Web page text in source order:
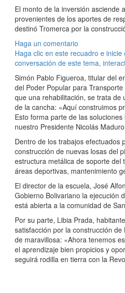
El monto de la inversión asciende
provenientes de los aportes de
destinó Tromerca por la
Haga un comentario
Haga clic en este recuadro e
conversación de este tema,
Simón Pablo Figueroa, titular del
del Poder Popular para
que una rehabilitación, se trata de
de la cancha: «Aquí construimos
Esto forma parte de las
nuestro Presidente Nicolás
Dentro de los trabajos efectuados
construcción de nuevas losas del
estructura metálica de soporte
áreas deportivas, mantenimiento
El director de la escuela, José
Gobierno Bolivariano la ejecución
está abierta a la comunidad de
Por su parte, Libia Prada,
satisfacción por la construcción
de maravillosa: «Ahora tenemos
el aprendizaje bien propicios y
seguirá rodilla en tierra con la